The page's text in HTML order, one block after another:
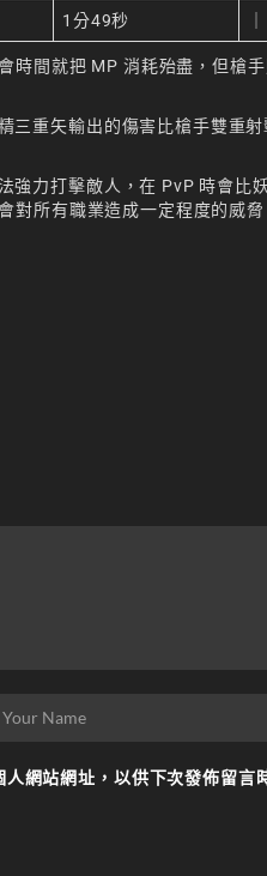
1分49秒
時間就把 MP 消耗殆盡，但槍
三重矢輸出的傷害比槍手雙重
力打擊敵人，在 PvP 時會比
對所有職業造成一定程度的威脅
網站網址，以供下次發佈留言